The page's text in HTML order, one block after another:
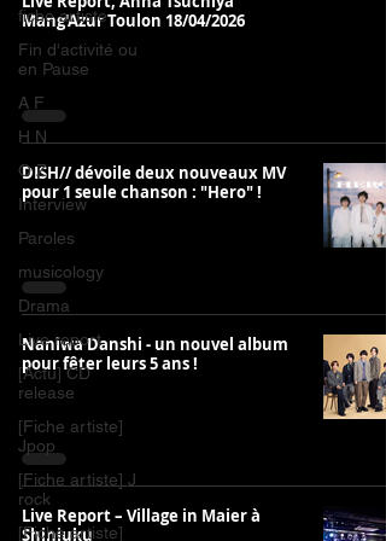
fiche artiste
Fin d'activité ou
en Pause
A F
H N
O Z
Interview
Paroles
musicology
Drama
Live report
[Actu] CD
release
[Fiche artiste]
Jpop
[Fiche artiste] J
rock
[Fiche artiste]
Mang'Azur Toulon 18/04/2026
DISH// dévoile deux nouveaux MV
pour 1 seule chanson : "Hero" !
Naniwa Danshi - un nouvel album
pour fêter leurs 5 ans !
Live Report – Village in Maier à
Shinjuku